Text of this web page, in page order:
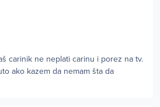
carinik ne neplati carinu i porez na tv.
ako kazem da nemam šta da